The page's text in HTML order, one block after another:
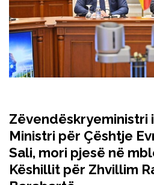
Zëvendëskryeministri
Ministri për Çështje
Sali, mori pjesë në
Këshillit për Zhvillim